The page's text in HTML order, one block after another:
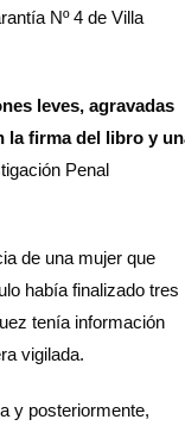
Nº 4 de Villa
leves, agravadas
la firma del libro y
Penal
de una mujer que
había finalizado tres
tenía información
vigilada.
y posteriormente,